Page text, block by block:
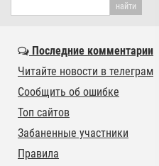
Последние комментарии
Читайте новости в телеграм
Сообщить об ошибке
Топ сайтов
Забаненные участники
Правила